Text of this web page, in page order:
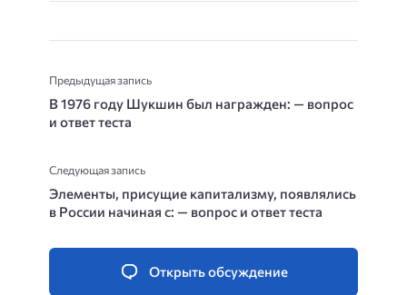
Предыдущая запись
В 1976 году Шукшин был награжден: — вопрос
и ответ теста
Следующая запись
Элементы, присущие капитализму, появлялись
в России начиная с: — вопрос и ответ теста
Открыть обсуждение